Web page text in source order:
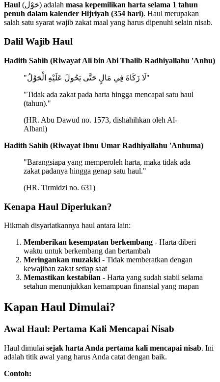
Haul (حَوْل) adalah masa kepemilikan harta selama 1 tahun
penuh dalam kalender Hijriyah (354 hari). Haul merupakan
salah satu syarat wajib zakat maal yang harus dipenuhi selain nisab.
Dalil Wajib Haul
Hadith Sahih (Riwayat Ali bin Abi Thalib Radhiyallahu 'Anhu)
"لَا زَكَاةَ فِي مَالٍ حَتَّى يَحُولَ عَلَيْهِ الْحَوْلُ"
"Tidak ada zakat pada harta hingga mencapai satu haul
(tahun)."
(HR. Abu Dawud no. 1573, dishahihkan oleh Al-
Albani)
Hadith Sahih (Riwayat Ibnu Umar Radhiyallahu 'Anhuma)
"Barangsiapa yang memperoleh harta, maka tidak ada
zakat padanya hingga genap satu haul."
(HR. Tirmidzi no. 631)
Kenapa Haul Diperlukan?
Hikmah disyariatkannya haul antara lain:
Memberikan kesempatan berkembang - Harta diberi
waktu untuk berkembang dan bertambah
Meringankan muzakki - Tidak memberatkan dengan
kewajiban zakat setiap saat
Memastikan kestabilan - Harta yang sudah stabil selama
setahun menunjukkan kemampuan finansial yang mapan
Kapan Haul Dimulai?
Awal Haul: Pertama Kali Mencapai Nisab
Haul dimulai sejak harta Anda pertama kali mencapai nisab. Ini
adalah titik awal yang harus Anda catat dengan baik.
Contoh: